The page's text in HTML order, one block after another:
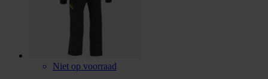
Niet op voorraad